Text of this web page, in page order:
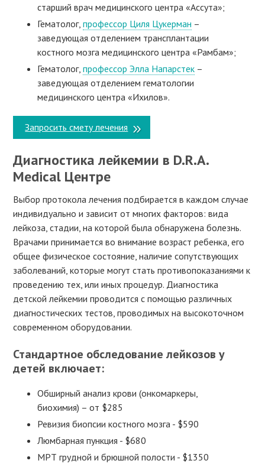
старший врач медицинского центра «Ассута»;
Гематолог, профессор Циля Цукерман –
заведующая отделением трансплантации
костного мозга медицинского центра «Рамбам»;
Гематолог, профессор Элла Напарстек–
заведующая отделением гематологии
медицинского центра «Ихилов».
Запросить смету лечения
Диагностика лейкемии в D.R.A.
Medical Центре
Выбор протокола лечения подбирается в каждом случае
индивидуально и зависит от многих факторов: вида
лейкоза, стадии, на которой была обнаружена болезнь.
Врачами принимается во внимание возраст ребенка, его
общее физическое состояние, наличие сопутствующих
заболеваний, которые могут стать противопоказаниями к
проведению тех, или иных процедур. Диагностика
детской лейкемии проводится с помощью различных
диагностических тестов, проводимых на высокоточном
современном оборудовании.
Стандартное обследование лейкозов у
детей включает:
Обширный анализ крови (онкомаркеры,
биохимия) – от $285
Ревизия биопсии костного мозга - $590
Люмбарная пункция - $680
МРТ грудной и брюшной полости - $1350